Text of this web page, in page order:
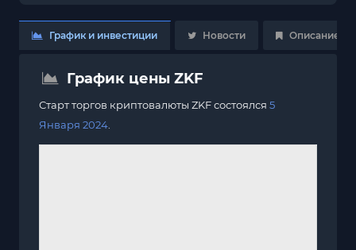
График и инвестиции Новости Описание
График цены ZKF
Старт торгов криптовалюты ZKF состоялся 5
Января 2024